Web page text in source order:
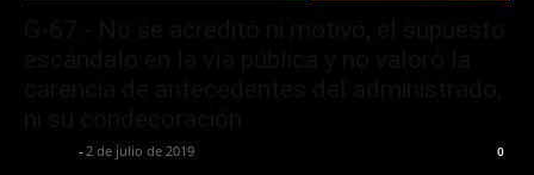
- 2 de julio de 2019 0